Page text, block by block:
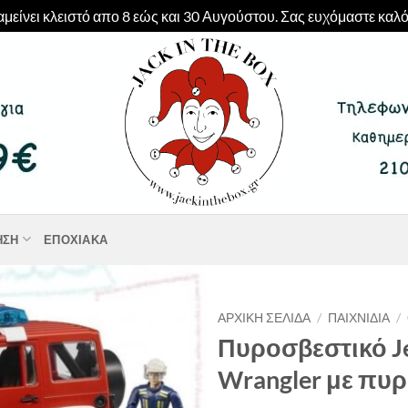
κλειστό απο 8 εώς και 30 Αυγούστου. Σας ευχόμαστε
ΕΠΟΧΙΑΚΆ
ΑΡΧΙΚΉ ΣΕΛΊΔΑ / ΠΑΙΧΝΊΔΙΑ /
Πυροσβεστικό
Wrangler με